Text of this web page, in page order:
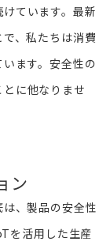
ています。最新
、私たちは消費
ます。安全性の
に他なりませ
ン
、製品の安全性
を活用した生産